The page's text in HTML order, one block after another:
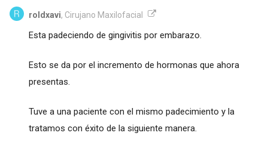
roldxavi, Cirujano Maxilofacial
Esta padeciendo de gingivitis por embarazo.
Esto se da por el incremento de hormonas que ahora
presentas.
Tuve a una paciente con el mismo padecimiento y la
tratamos con éxito de la siguiente manera.